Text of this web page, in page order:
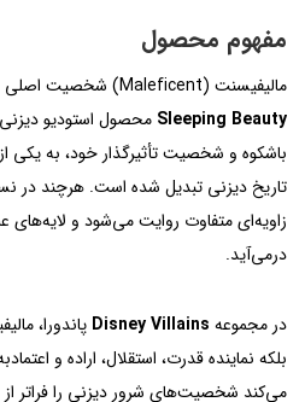
مفهوم محصول
مالیفیسنت (Maleficent) شخصیت اصلی شرور انیمیشن کلاسیک
Sleeping Beauty محصول استودیو
باشکوه و شخصیت تأثیرگذار خود، به
تاریخ دیزنی تبدیل شده است. هرچند در
زاویه‌ای متفاوت روایت می‌شود و
درمی‌آید.
در مجموعه Disney Villains پاندورا،
بلکه نماینده قدرت، استقلال، اراده و
می‌کند شخصیت‌های شرور دیزنی را فراتر